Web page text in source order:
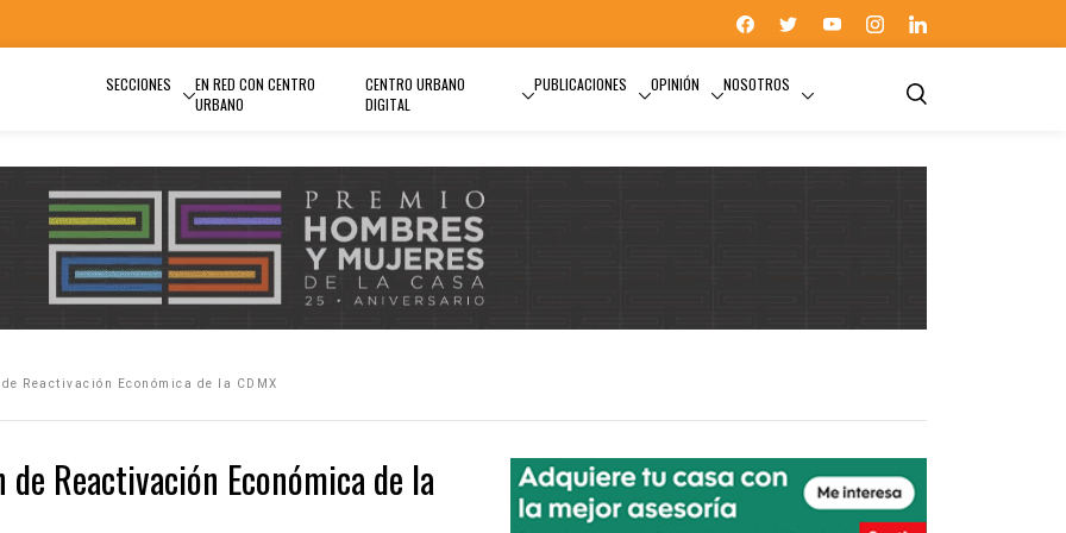
SECCIONES
EN RED CON CENTRO
URBANO
CENTRO URBANO
DIGITAL
PUBLICACIONES OPINIÓN NOSOTROS
Reactivación Económica de la CDMX
Reactivación Económica de la